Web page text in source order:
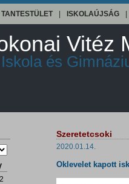
TANTESTÜLET ISKOLAÚJSÁG
Vitéz
és
Szeretetcsoki
2020.01.14.
Oklevelet kapott